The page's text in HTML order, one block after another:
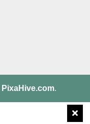
PixaHive.com.